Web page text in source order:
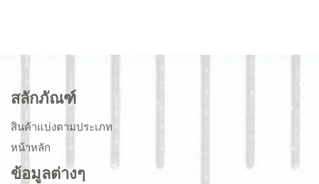
สลักภัณฑ์
สินค้าแบ่งตามประเภท
หน้าหลัก
ข้อมูลต่างๆ